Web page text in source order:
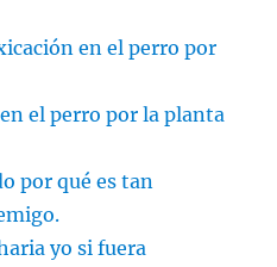
en el perro por
el perro por la planta
por qué es tan
yo si fuera